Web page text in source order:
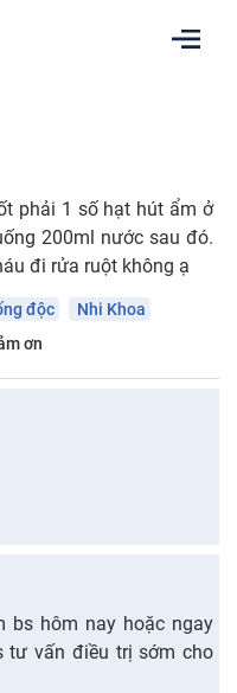
phải 1 số hạt hút ẩm ở
200ml nước sau đó.
đi rửa ruột không ạ
độc
Nhi Khoa
ơn
bs hôm nay hoặc ngay
tư vấn điều trị sớm cho